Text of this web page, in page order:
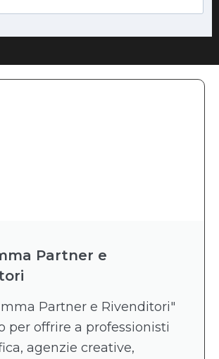
Partner e
Partner e Rivenditori"
per offrire a professionisti
agenzie creative,